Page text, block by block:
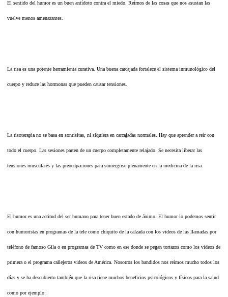
El sentido del humor es un buen antídoto contra el miedo. Reírnos de las cosas que nos asustan las
vuelve menos amenazantes.
La risa es una potente herramienta curativa. Una buena carcajada fortalece el sistema inmunológico del
cuerpo y reduce las hormonas que pueden causar tensiones.
La risoterapia no se basa en sonrisitas, ni siquiera en carcajadas normales. Hay que aprender a reír con
todo el cuerpo. Las sesiones parten de un cuerpo completamente relajado. Se necesita liberar las
tensiones musculares y las preocupaciones para sumergirse plenamente en la medicina de la risa.
El humor es una actitud del ser humano para tener buen estado de ánimo. El humor lo podemos sentir
con humoristas en programas de la tele como chiquito de la calzada con los videos de las llamadas por
teléfono de famoso Gila o en programas de TV como en ese donde se pegan tortazos como los videos de
primera o el programa callejeros videos de América. Nosotros los bandidos nos reímos mucho todos los
días y se ha descubierto también que la risa tiene muchos beneficios psicológicos y físicos para la salud
como por ejemplo: